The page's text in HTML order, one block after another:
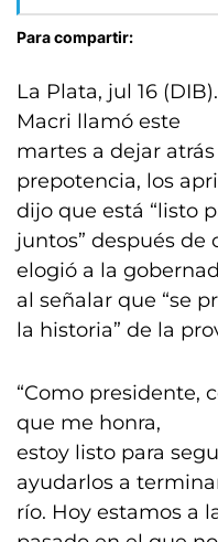
Para compartir:
La Plata, jul 16
Macri llamó este
martes a dejar
prepotencia, los
dijo que está “listo
juntos” después de
elogió a la
al señalar que “se
la historia” de la
“Como presidente,
que me honra,
estoy listo para
ayudarlos a
río. Hoy estamos a